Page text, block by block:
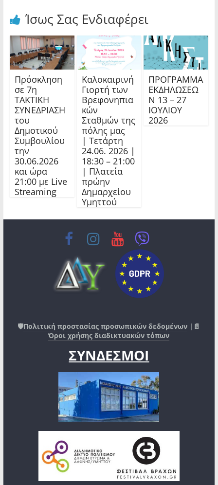
Ίσως Σας Ενδιαφέρει
Πρόσκληση
σε 7η
ΤΑΚΤΙΚΗ
ΣΥΝΕΔΡΙΑΣΗ
του
Δημοτικού
Συμβουλίου
την
30.06.2026
και ώρα
21:00 με Live
Streaming
Καλοκαιρινή
Γιορτή των
Βρεφονηπια
κών
Σταθμών της
πόλης μας
| Τετάρτη
24.06. 2026 |
18:30 – 21:00
| Πλατεία
πρώην
Δημαρχείου
Υμηττού
ΠΡΟΓΡΑΜΜΑ
ΕΚΔΗΛΩΣΕΩ
Ν 13 – 27
ΙΟΥΛΙΟΥ
2026
🛡️Πολιτική προστασίας προσωπικών δεδομένων |📄
Όροι χρήσης διαδικτυακών τόπων
ΣΥΝΔΕΣΜΟΙ